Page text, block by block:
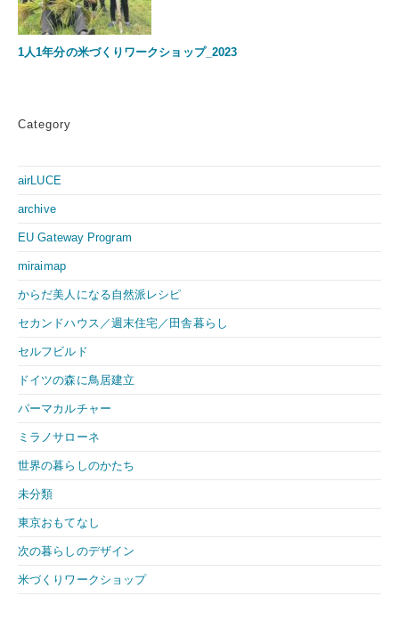
1人1年分の米づくりワークショップ_2023
Category
airLUCE
archive
EU Gateway Program
miraimap
からだ美人になる自然派レシピ
セカンドハウス／週末住宅／田舎暮らし
セルフビルド
ドイツの森に鳥居建立
パーマカルチャー
ミラノサローネ
世界の暮らしのかたち
未分類
東京おもてなし
次の暮らしのデザイン
米づくりワークショップ